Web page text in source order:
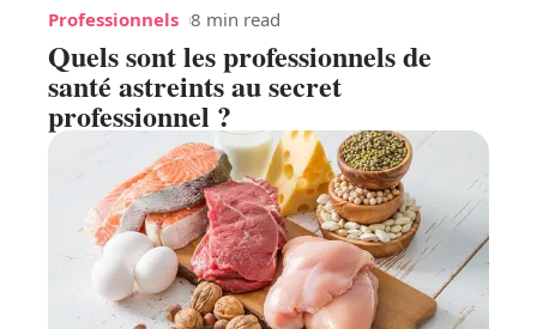
Professionnels 8 min read
Quels sont les professionnels de
santé astreints au secret
professionnel ?